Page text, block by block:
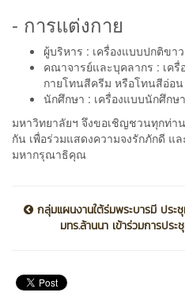
- การแต่งกาย
ผู้บริหาร : เครื่องแบบปกติขา
คณาจารย์และบุคลากร : เค
กายโทนสีครีม หรือโทนสีอ่อ
นักศึกษา : เครื่องแบบนักศึก
มหาวิทยาลัยฯ จึงขอเชิญชวนทุกท่า
กัน เพื่อร่วมแสดงความจงรักภักดี แ
มหากรุณาธิคุณ
กลุ่มแผนงานใต้ร่มพระบารมี ประ
มทร.ล้านนา เข้าร่วมการประ